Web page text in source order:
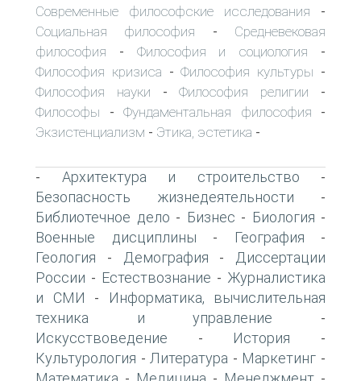
Современные философские исследования -
Социальная философия - Средневековая
философия - Философия и социология -
Философия кризиса -Философия культуры -
Философия науки -Философия религии -
Философы - Фундаментальная философия -
Экзистенциализм - Этика, эстетика -
- Архитектура и строительство -
Безопасность жизнедеятельности -
Библиотечное дело - Бизнес - Биология -
Военные дисциплины - География -
Геология - Демография -
Диссертации
России - Естествознание - Журналистика
и СМИ -
Информатика, вычислительная
техника и управление -
Искусствоведение - История -
Культурология - Литература - Маркетинг -